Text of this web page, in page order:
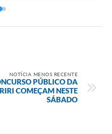
NOTÍCIA MENOS RECENTE
PÚBLICO DA
COMEÇAM NESTE
SÁBADO